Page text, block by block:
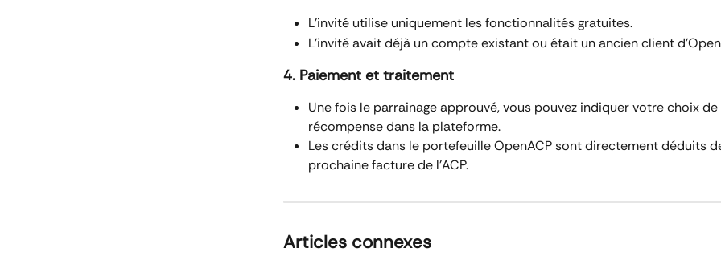
L'invité utilise uniquement les fonctionnalités gratuites.
L'invité avait déjà un compte existant ou était un ancien client
4. Paiement et traitement
Une fois le parrainage approuvé, vous pouvez indiquer votre choix de
récompense dans la plateforme.
Les crédits dans le portefeuille OpenACP sont directement déduits
prochaine facture de l'ACP.
Articles connexes